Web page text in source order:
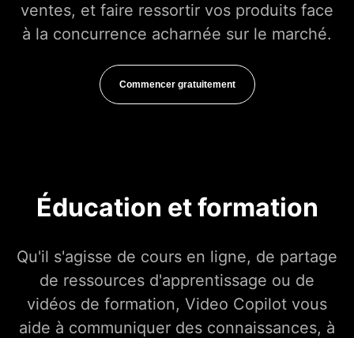
ventes, et faire ressortir vos produits face
à la concurrence acharnée sur le marché.
Commencer gratuitement
Éducation et formation
Qu'il s'agisse de cours en ligne, de partage
de ressources d'apprentissage ou de
vidéos de formation, Video Copilot vous
aide à communiquer des connaissances, à